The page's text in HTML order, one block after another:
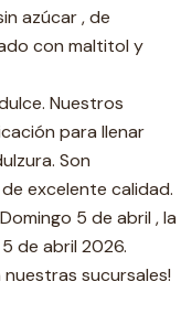
azúcar , de
con maltitol y
Nuestros
para llenar
Son
excelente calidad.
5 de abril , la
de abril 2026.
sucursales!